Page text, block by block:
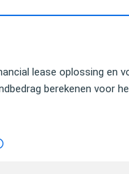
lease oplossing en
berekenen voor